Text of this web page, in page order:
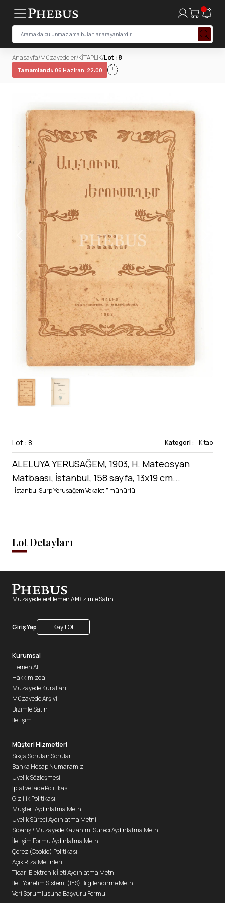
Anasayfa/Müzayedeler/KİTAPLIK/Lot : 8
Tamamlandı: 06 Haziran, 22:00
Lot : 8 Kategori : Kitap
ALELUYA YERUSAĞEM, 1903, H. Mateosyan
Matbaası, İstanbul, 158 sayfa, 13x19 cm...
"İstanbul Surp Yerusağem Vekaleti" mühürlü.
Lot Detayları
Müzayedeler Hemen Al Bizimle Satın
Giriş Yap Kayıt Ol
Kurumsal
Hemen Al
Hakkımızda
Müzayede Kuralları
Müzayede Arşivi
Bizimle Satın
İletişim
Müşteri Hizmetleri
Sıkça Sorulan Sorular
Banka Hesap Numaramız
Üyelik Sözleşmesi
İptal ve İade Politikası
Gizlilik Politikası
Müşteri Aydınlatma Metni
Üyelik Süreci Aydınlatma Metni
Sipariş / Müzayede Kazanımı Süreci Aydınlatma Metni
İletişim Formu Aydınlatma Metni
Çerez (Cookie) Politikası
Açık Rıza Metinleri
Ticari Elektronik İleti Aydınlatma Metni
İleti Yönetim Sistemi (İYS) Bilgilendirme Metni
Veri Sorumlusuna Başvuru Formu